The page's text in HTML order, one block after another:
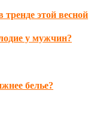
этой весной
у мужчин?
белье?